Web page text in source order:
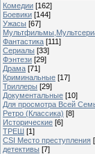
Комедии [162]
Боевики [144]
Ужасы [67]
Фантастика [111]
Сериалы [33]
Фэнтези [29]
Драма [71]
Криминальные [17]
Триллеры [29]
Документальные [10]
Для просмотра Всей
Ретро (Классика) [8]
Исторические [6]
ТРЕШ [1]
CSI Место преступления
детективы [7]